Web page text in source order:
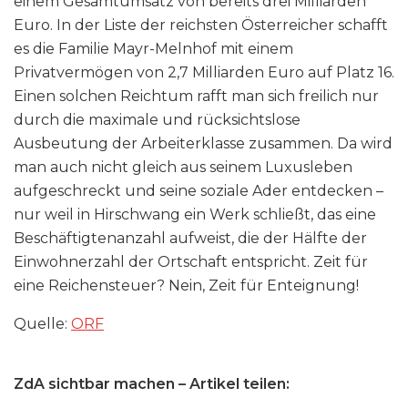
Euro. In der Liste der reichsten Österreicher schafft
es die Familie Mayr-Melnhof mit einem
Privatvermögen von 2,7 Milliarden Euro auf Platz 16.
Einen solchen Reichtum rafft man sich freilich nur
durch die maximale und rücksichtslose
Ausbeutung der Arbeiterklasse zusammen. Da wird
man auch nicht gleich aus seinem Luxusleben
aufgeschreckt und seine soziale Ader entdecken –
nur weil in Hirschwang ein Werk schließt, das eine
Beschäftigtenanzahl aufweist, die der Hälfte der
Einwohnerzahl der Ortschaft entspricht. Zeit für
eine Reichensteuer? Nein, Zeit für Enteignung!
Quelle: ORF
ZdA sichtbar machen – Artikel teilen: